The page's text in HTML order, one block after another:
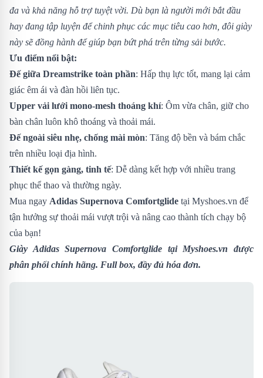
đa và khả năng hỗ trợ tuyệt vời. Dù bạn là người mới bắt đầu
hay đang tập luyện để chinh phục các mục tiêu cao hơn, đôi giày
này sẽ đồng hành để giúp bạn bứt phá trên từng sải bước.
Ưu điểm nổi bật:
Đế giữa Dreamstrike toàn phần: Hấp thụ lực tốt, mang lại cảm
giác êm ái và đàn hồi liên tục.
Upper vải lưới mono-mesh thoáng khí: Ôm vừa chân, giữ cho
bàn chân luôn khô thoáng và thoải mái.
Đế ngoài siêu nhẹ, chống mài mòn: Tăng độ bền và bám chắc
trên nhiều loại địa hình.
Thiết kế gọn gàng, tinh tế: Dễ dàng kết hợp với nhiều trang
phục thể thao và thường ngày.
Mua ngay Adidas Supernova Comfortglide tại Myshoes.vn để
tận hưởng sự thoải mái vượt trội và nâng cao thành tích chạy bộ
của bạn!
Giày Adidas Supernova Comfortglide tại Myshoes.vn được
phân phối chính hãng. Full box, đầy đủ hóa đơn.